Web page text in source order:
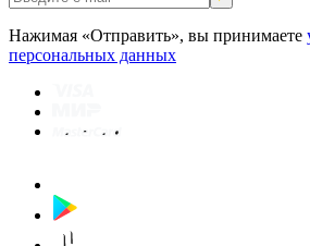
Нажимая «Отправить», вы принимаете
персональных данных